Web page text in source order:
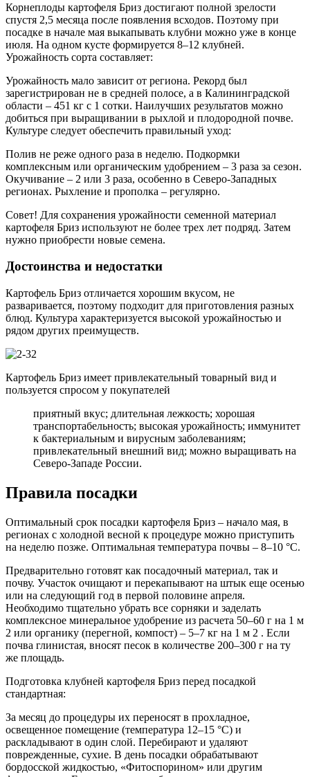
Корнеплоды картофеля Бриз достигают полной зрелости
спустя 2,5 месяца после появления всходов. Поэтому при
посадке в начале мая выкапывать клубни можно уже в конце
июля. На одном кусте формируется 8–12 клубней.
Урожайность сорта составляет:
Урожайность мало зависит от региона. Рекорд был
зарегистрирован не в средней полосе, а в Калининградской
области – 451 кг с 1 сотки. Наилучших результатов можно
добиться при выращивании в рыхлой и плодородной почве.
Культуре следует обеспечить правильный уход:
Полив не реже одного раза в неделю. Подкормки
комплексным или органическим удобрением – 3 раза за сезон.
Окучивание – 2 или 3 раза, особенно в Северо-Западных
регионах. Рыхление и прополка – регулярно.
Совет! Для сохранения урожайности семенной материал
картофеля Бриз используют не более трех лет подряд. Затем
нужно приобрести новые семена.
Достоинства и недостатки
Картофель Бриз отличается хорошим вкусом, не
разваривается, поэтому подходит для приготовления разных
блюд. Культура характеризуется высокой урожайностью и
рядом других преимуществ.
Картофель Бриз имеет привлекательный товарный вид и
пользуется спросом у покупателей
приятный вкус; длительная лежкость; хорошая
транспортабельность; высокая урожайность; иммунитет
к бактериальным и вирусным заболеваниям;
привлекательный внешний вид; можно выращивать на
Северо-Западе России.
Правила посадки
Оптимальный срок посадки картофеля Бриз – начало мая, в
регионах с холодной весной к процедуре можно приступить
на неделю позже. Оптимальная температура почвы – 8–10 °C.
Предварительно готовят как посадочный материал, так и
почву. Участок очищают и перекапывают на штык еще осенью
или на следующий год в первой половине апреля.
Необходимо тщательно убрать все сорняки и заделать
комплексное минеральное удобрение из расчета 50–60 г на 1 м
2 или органику (перегной, компост) – 5–7 кг на 1 м 2 . Если
почва глинистая, вносят песок в количестве 200–300 г на ту
же площадь.
Подготовка клубней картофеля Бриз перед посадкой
стандартная:
За месяц до процедуры их переносят в прохладное,
освещенное помещение (температура 12–15 °C) и
раскладывают в один слой. Перебирают и удаляют
поврежденные, сухие. В день посадки обрабатывают
бордосской жидкостью, «Фитоспорином» или другим